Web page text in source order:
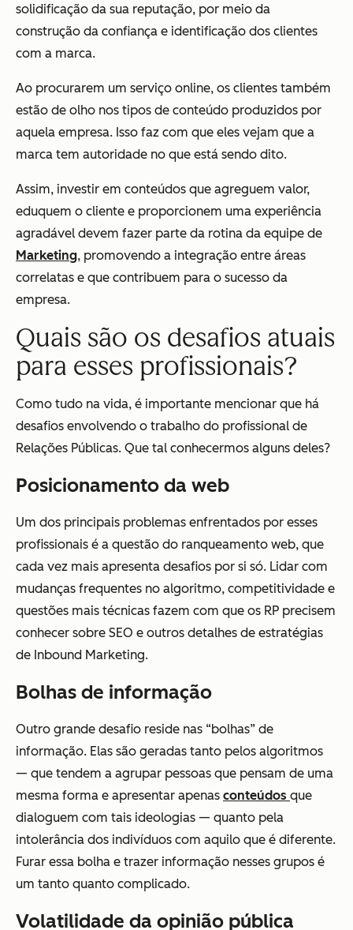
solidificação da sua reputação, por meio da
construção da confiança e identificação dos clientes
com a marca.
Ao procurarem um serviço online, os clientes também
estão de olho nos tipos de conteúdo produzidos por
aquela empresa. Isso faz com que eles vejam que a
marca tem autoridade no que está sendo dito.
Assim, investir em conteúdos que agreguem valor,
eduquem o cliente e proporcionem uma experiência
agradável devem fazer parte da rotina da equipe de
Marketing, promovendo a integração entre áreas
correlatas e que contribuem para o sucesso da
empresa.
Quais são os desafios atuais
para esses profissionais?
Como tudo na vida, é importante mencionar que há
desafios envolvendo o trabalho do profissional de
Relações Públicas. Que tal conhecermos alguns deles?
Posicionamento da web
Um dos principais problemas enfrentados por esses
profissionais é a questão do ranqueamento web, que
cada vez mais apresenta desafios por si só. Lidar com
mudanças frequentes no algoritmo, competitividade e
questões mais técnicas fazem com que os RP precisem
conhecer sobre SEO e outros detalhes de estratégias
de Inbound Marketing.
Bolhas de informação
Outro grande desafio reside nas “bolhas” de
informação. Elas são geradas tanto pelos algoritmos
— que tendem a agrupar pessoas que pensam de uma
mesma forma e apresentar apenas conteúdos que
dialoguem com tais ideologias — quanto pela
intolerância dos indivíduos com aquilo que é diferente.
Furar essa bolha e trazer informação nesses grupos é
um tanto quanto complicado.
Volatilidade da opinião pública